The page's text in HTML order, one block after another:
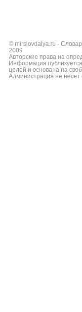
© mirslovdalya.ru -
2009
Авторские права на
Информация
целей и основана на
Администрация не несет